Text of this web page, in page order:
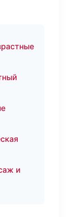
и